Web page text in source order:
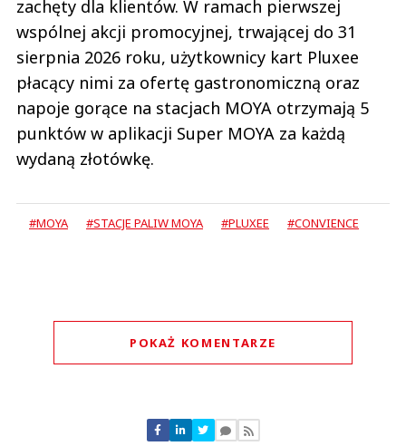
zachęty dla klientów. W ramach pierwszej
wspólnej akcji promocyjnej, trwającej do 31
sierpnia 2026 roku, użytkownicy kart Pluxee
płacący nimi za ofertę gastronomiczną oraz
napoje gorące na stacjach MOYA otrzymają 5
punktów w aplikacji Super MOYA za każdą
wydaną złotówkę.
#MOYA #STACJE PALIW MOYA #PLUXEE #CONVIENCE
POKAŻ KOMENTARZE
Nie znaleziono komentarzy